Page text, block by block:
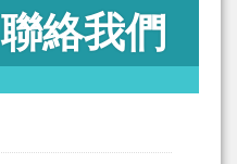
聯絡我們